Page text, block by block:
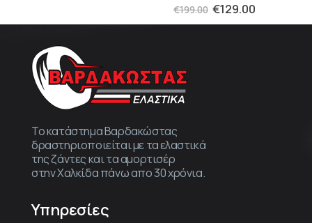
€199.00 €129.00
Το κατάστημα Βαρδακώστας
δραστηριοποιείται με τα ελαστικά
της ζάντες και τα αμορτισέρ
στην Χαλκίδα πάνω απο 30 χρόνια.
Υπηρεσίες